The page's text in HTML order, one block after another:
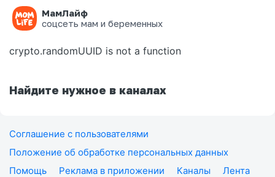
МамЛайф
соцсеть мам и беременных
Ошибка на странице
crypto.randomUUID is not a function
Найдите нужное в каналах
Соглашение с пользователями
Положение об обработке персональных данных
Помощь
Реклама в приложении Каналы
Лента